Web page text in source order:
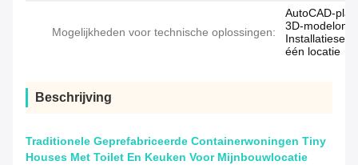
Mogelijkheden voor technische oplossingen:
AutoCAD-
3D-
één locatie
Beschrijving
Traditionele Geprefabriceerde Containerwoningen Tiny
Houses Met Toilet En Keuken Voor Mijnbouwlocatie